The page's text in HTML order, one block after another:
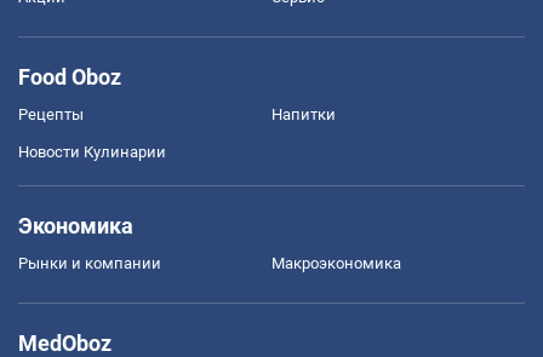
Food Oboz
Рецепты Напитки
Новости Кулинарии
Экономика
Рынки и компании Mакроэкономика
MedOboz